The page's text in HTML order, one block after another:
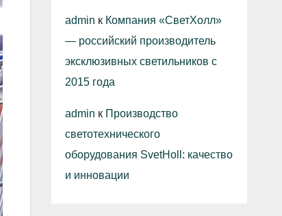
admin к Компания «СветХолл»
— российский производитель
эксклюзивных светильников с
2015 года
admin к Производство
светотехнического
оборудования SvetHoll: качество
и инновации